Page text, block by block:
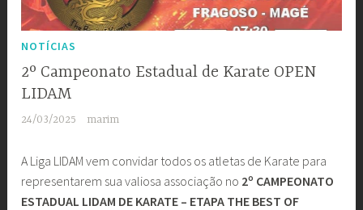
NOTÍCIAS
2º Campeonato Estadual de Karate OPEN
LIDAM
24/03/2025 marim
A Liga LIDAM vem convidar todos os atletas de Karate para
representarem sua valiosa associação no 2º CAMPEONATO
ESTADUAL LIDAM DE KARATE – ETAPA THE BEST OF